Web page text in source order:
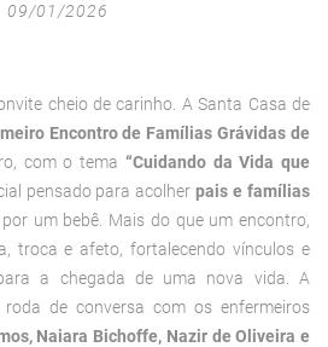
09/01/2026
cheio de carinho. A Santa Casa de
Encontro de Famílias Grávidas de
com o tema “Cuidando da Vida que
pensado para acolherpais e famílias
um bebê. Mais do que um encontro,
troca e afeto, fortalecendo vínculos e
a chegada de uma nova vida.
A
de conversa com os enfermeiros
Naiara Bichoffe, Nazir de Oliveira e